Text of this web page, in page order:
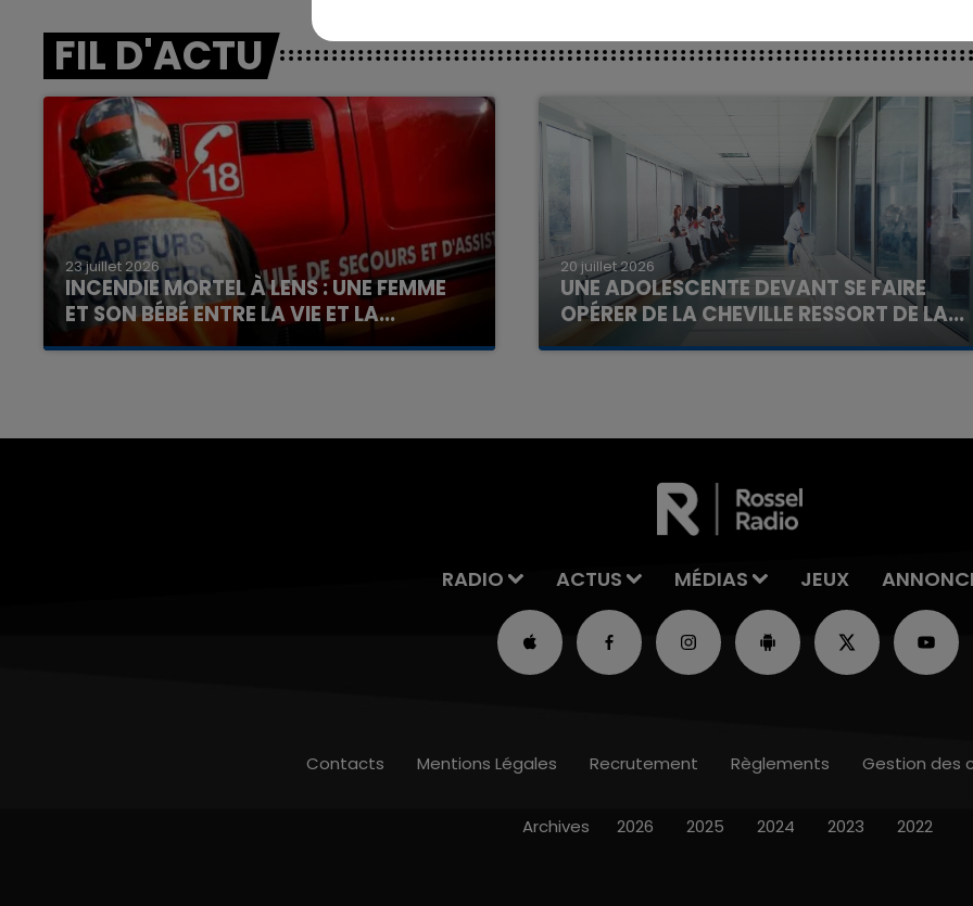
FIL D'ACTU
23 juillet 2026
INCENDIE MORTEL À LENS : UNE FEMME
ET SON BÉBÉ ENTRE LA VIE ET LA...
Un homme s'est immolé par le feu après avoir
20 juillet 2026
UNE ADOLESCENTE DEVANT SE FAIRE
OPÉRER DE LA CHEVILLE RESSORT DE LA...
La famille a porté plainte contre la clinique qui a
7h00 - 11h00
La Team de l'été
RADIO ACTUS MÉDIAS JEUX
Contacts Mentions Légales Recrutement Règlements Gestion des
Archives 2026 2025 2024 2023 2022